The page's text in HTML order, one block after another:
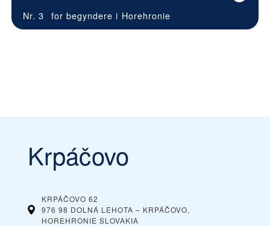
Nr. 3 for begyndere i Horehronie
Krpáčovo
KRPÁČOVO 62
976 98 DOLNÁ LEHOTA – KRPÁČOVO,
HOREHRONIE SLOVAKIA